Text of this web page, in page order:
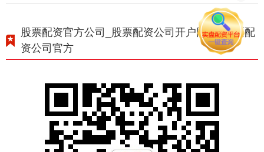
股票配资官方公司_股票配资公司开户网站_股票配
资公司官方